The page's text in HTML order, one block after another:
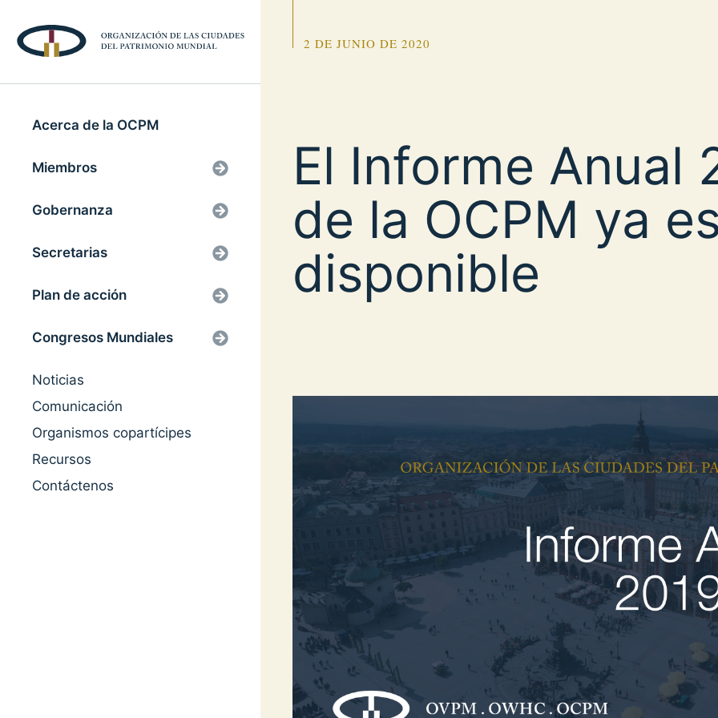
Acerca de la OCPM
Miembros
Gobernanza
Secretarias
Plan de acción
Congresos Mundiales
Noticias
Comunicación
Organismos copartícipes
Recursos
Contáctenos
2 DE JUNIO DE 2020
El Informe Anual
de la OCPM ya
disponible